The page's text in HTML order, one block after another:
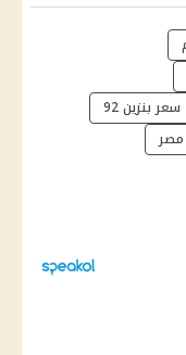
سعر بنزين 92